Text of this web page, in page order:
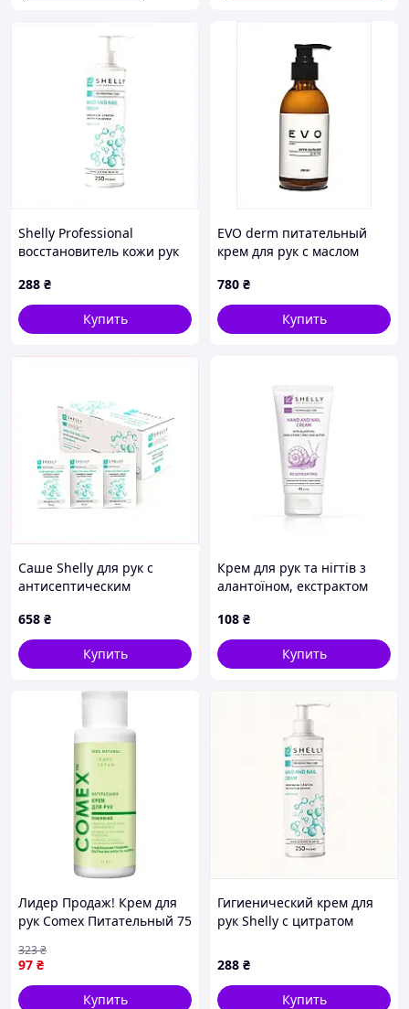
Shelly Professional
восстановитель кожи рук
8154C32H3
288 ₴
Купить
EVO derm питательный
крем для рук с маслом
780 ₴
Купить
Саше Shelly для рук с
антисептическим
815B45E62
658 ₴
Купить
Крем для рук та нігтів з
алантоїном, екстрактом
Shelly 45 мл
108 ₴
Купить
Лидер Продаж! Крем для
рук Comex Питательный 75
КлікБай
97 ₴
323₴
Купить
Гигиенический крем для
рук Shelly с цитратом
288 ₴
Купить